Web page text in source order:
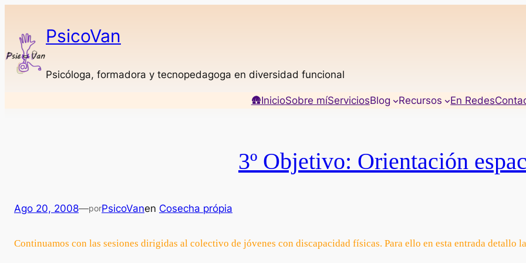
contenidoPsicoVan
Psicóloga, formadora y tecnopedagoga en diversidad funcional
🛖InicioSobre míServiciosBlog Recursos En Redes
3º Objetivo: Orientación
Ago 20, 2008—porPsicoVanen Cosecha própia
Continuamos con las sesiones dirigidas al colectivo de jóvenes con discapacidad físicas. Para ello en esta entrada detallo